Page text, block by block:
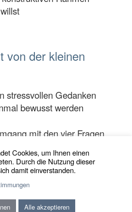
von der kleinen
stressvollen Gedanken
bewusst werden
mit den vier Fragen
können!
Geschichten,
der Kindheit
Cookies, um Ihnen einen
Durch die Nutzung dieser
damit einverstanden.
Alle akzeptieren